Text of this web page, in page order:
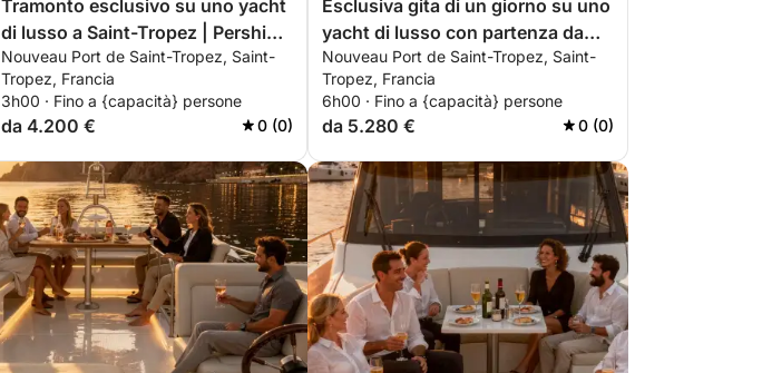
Tramonto esclusivo su uno yacht
di lusso a Saint-Tropez | Pershing
X5 – ISCHIA
Nouveau Port de Saint-Tropez, Saint-
Tropez, Francia
3h00 · Fino a {capacità} persone
da 4.200 € 0 (0)
Esclusiva gita di un giorno su uno
yacht di lusso con partenza da
Saint-Tropez | TUTTO INCLUSO
Nouveau Port de Saint-Tropez, Saint-
Tropez, Francia
6h00 · Fino a {capacità} persone
da 5.280 € 0 (0)